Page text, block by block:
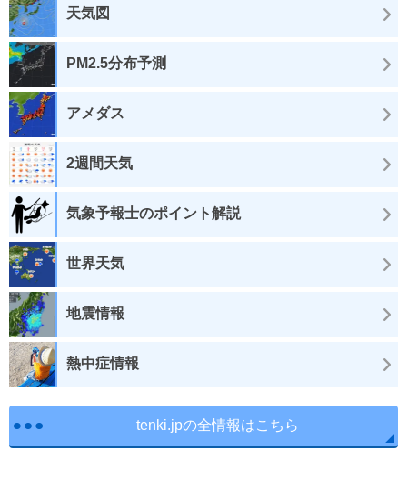
天気図
PM2.5分布予測
アメダス
2週間天気
気象予報士のポイント解説
世界天気
地震情報
熱中症情報
tenki.jpの全情報はこちら